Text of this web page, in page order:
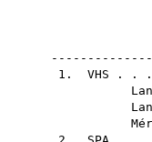
1. VHS . .